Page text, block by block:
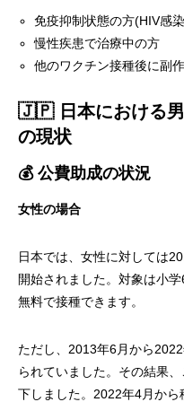
免疫抑制状態の方(HIV感
慢性疾患で治療中の方
他のワクチン接種後に副
🇯🇵 日本における男
の現状
💰 公費助成の状況
女性の場合
日本では、女性に対しては
開始されました。対象は小
無料で接種できます。
ただし、2013年6月から
られていました。その結果
下しました。2022年4月か